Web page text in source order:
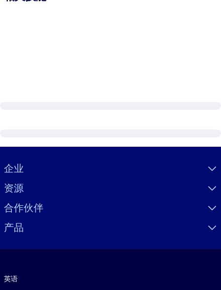
Visually hidden Text
企业
资源
合作伙伴
产品
英语